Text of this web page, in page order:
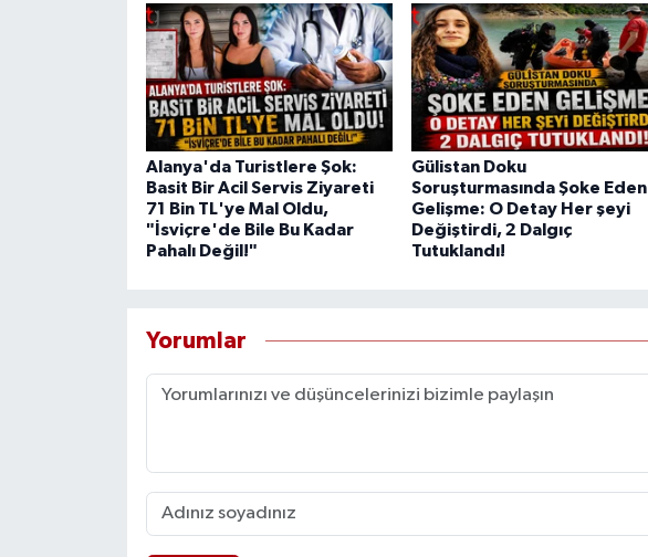
Alanya'da Turistlere Şok:
Basit Bir Acil Servis Ziyareti
71 Bin TL'ye Mal Oldu,
"İsviçre'de Bile Bu Kadar
Pahalı Değil!"
Gülistan Doku
Soruşturmasında Şoke Eden
Gelişme: O Detay Her şeyi
Değiştirdi, 2 Dalgıç
Tutuklandı!
Yorumlar